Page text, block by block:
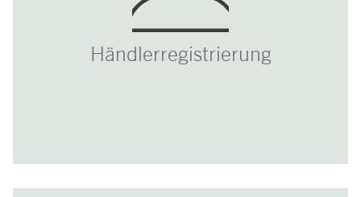
Händlerregistrierung